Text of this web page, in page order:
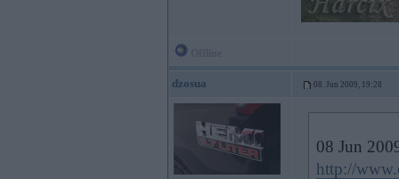
dzosua 08. Jun 2009, 19:28
08 Jun
http://